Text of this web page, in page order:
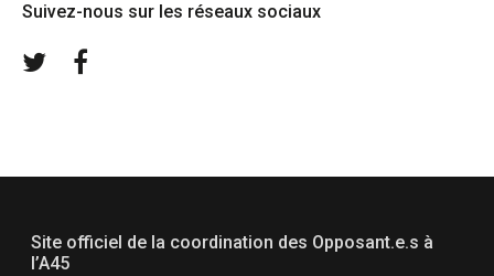
Suivez-nous sur les réseaux sociaux
Twitter
Site officiel de la coordination des Opposant.e.s à
l’A45